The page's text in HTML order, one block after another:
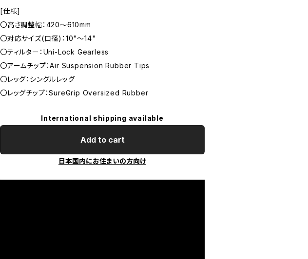
[仕様]
〇高さ調整幅：420〜610mm
〇対応サイズ(口径)：10"～14"
〇ティルター：Uni-Lock Gearless
〇アームチップ：Air Suspension Rubber Tips
〇レッグ：シングルレッグ
〇レッグチップ：SureGrip Oversized Rubber
International shipping available
Add to cart
日本国内にお住まいの方向け